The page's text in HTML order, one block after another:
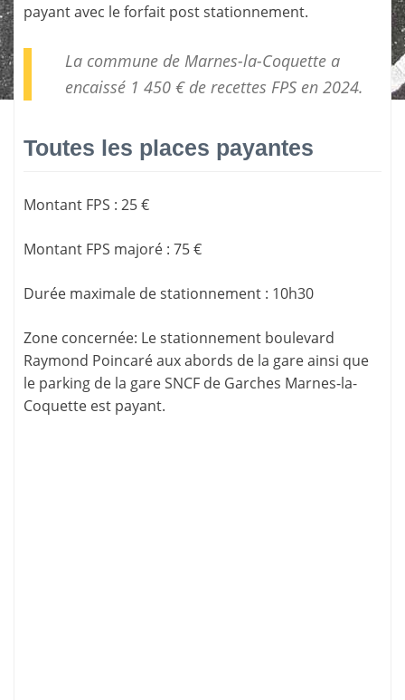
payant avec le forfait post stationnement.
La commune de Marnes-la-Coquette a
encaissé 1 450 € de recettes FPSen 2024.
Toutes les places payantes
Montant FPS : 25 €
Montant FPS majoré : 75 €
Durée maximale de stationnement : 10h30
Zone concernée: Le stationnement boulevard
Raymond Poincaré aux abords de la gare ainsi que
le parking de la gare SNCF de Garches Marnes-la-
Coquette est payant.